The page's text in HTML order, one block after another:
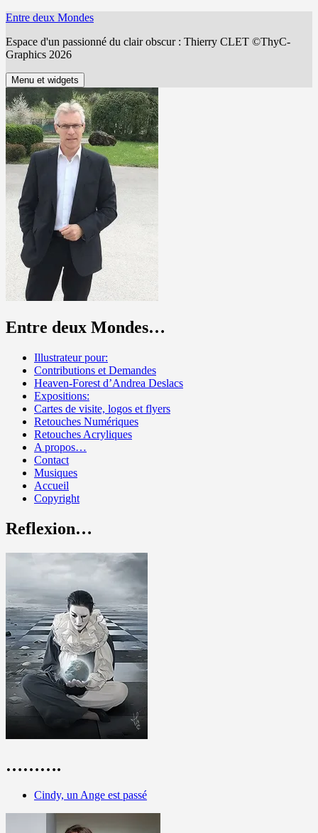
Aller
contenu
Entre deux Mondes
Espace d'un passionné du clair obscur : Thierry CLET ©ThyC-
Graphics 2026
Menu et widgets
Entre deux Mondes…
Illustrateur pour:
Contributions et Demandes
Heaven-Forest d’Andrea Deslacs
Expositions:
Cartes de visite, logos et flyers
Retouches Numériques
Retouches Acryliques
A propos…
Contact
Musiques
Accueil
Copyright
Reflexion…
……….
Cindy, un Ange est passé